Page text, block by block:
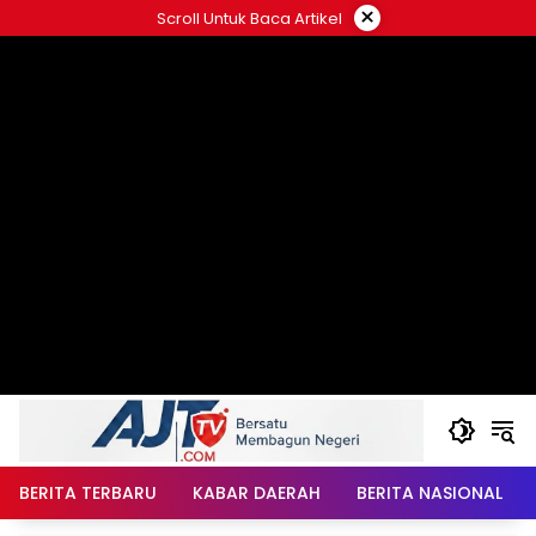
ke
Scroll Untuk Baca Artikel ×
BERITA TERBARU KABAR DAERAH BERITA NASIONAL